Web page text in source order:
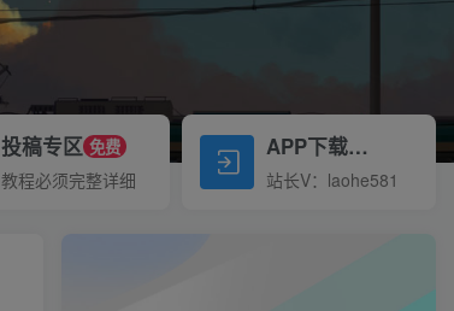
投稿专区 免费
教程必须完整详细
APP下载Down
站长V：laohe581